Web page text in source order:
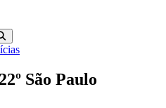
São Paulo